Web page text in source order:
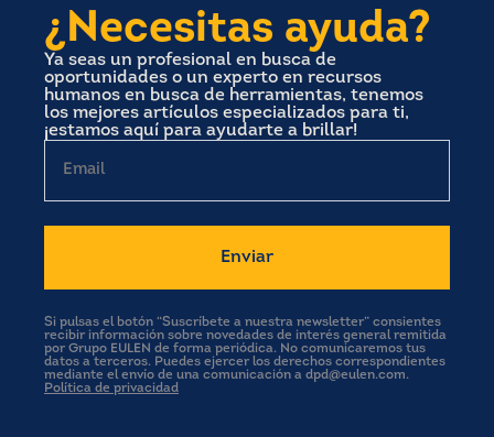
¿Necesitas ayuda?
Ya seas un profesional en busca de
oportunidades o un experto en recursos
humanos en busca de herramientas, tenemos
los mejores artículos especializados para ti,
¡estamos aquí para ayudarte a brillar!
Si pulsas el botón “Suscríbete a nuestra newsletter” consientes
recibir información sobre novedades de interés general remitida
por Grupo EULEN de forma periódica. No comunicaremos tus
datos a terceros. Puedes ejercer los derechos correspondientes
mediante el envío de una comunicación a dpd@eulen.com.
Política de privacidad